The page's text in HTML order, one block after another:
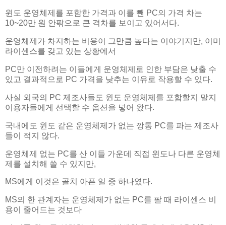
윈도 운영체제를 포함한 가격과 이를 뺀 PC의 가격 차는
10~20만 원 안팎으로 큰 격차를 보이고 있어서다.
운영체제가 차지하는 비용이 그만큼 높다는 이야기지만, 이미
라이센스를 갖고 있는 상황에서
PC만 이전하려는 이들에게 운영체제로 인한 부담은 낮출 수
있고 결과적으로 PC 가격을 낮추는 이유로 작용할 수 있다.
사실 외국의 PC 제조사들도 윈도 운영체제를 포함할지 말지
이용자들에게 선택할 수 옵션을 넣어 왔다.
국내에도 윈도 같은 운영체제가 없는 깡통 PC를 파는 제조사
들이 적지 않다.
운영체제 없는 PC를 산 이들 가운데 직접 윈도나 다른 운영체
제를 설치해 쓸 수 있지만,
MS에게 이것은 골치 아픈 일 중 하나였다.
MS의 한 관계자는 운영체제가 없는 PC를 팔 때 라이센스 비
용이 줄어드는 것보다